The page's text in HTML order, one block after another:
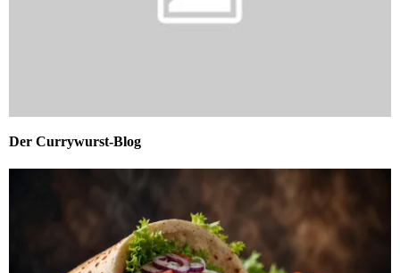
Der Currywurst-Blog